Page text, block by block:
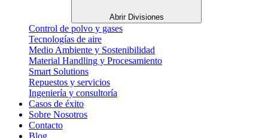
Abrir Divisiones
Control de polvo y gases
Tecnologías de aire
Medio Ambiente y Sostenibilidad
Material Handling y Procesamiento
Smart Solutions
Repuestos y servicios
Ingeniería y consultoría
Casos de éxito
Sobre Nosotros
Contacto